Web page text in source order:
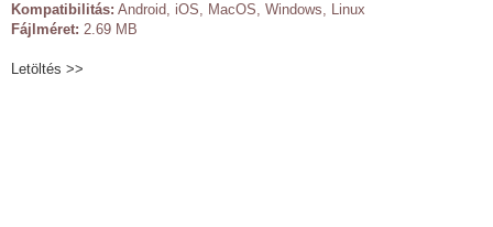
Kompatibilitás: Android, iOS, MacOS, Windows, Linux
Fájlméret: 2.69 MB
Letöltés >>